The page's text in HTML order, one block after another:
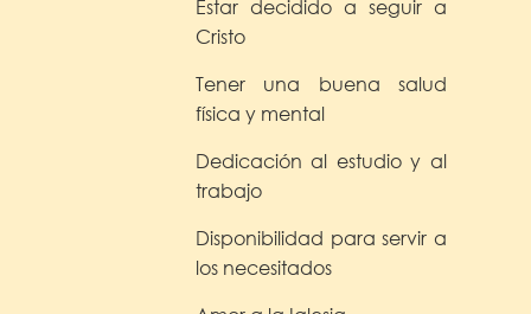
Estar decidido a seguir a
Cristo
Tener una buena salud
física y mental
Dedicación al estudio y al
trabajo
Disponibilidad para servir a
los necesitados